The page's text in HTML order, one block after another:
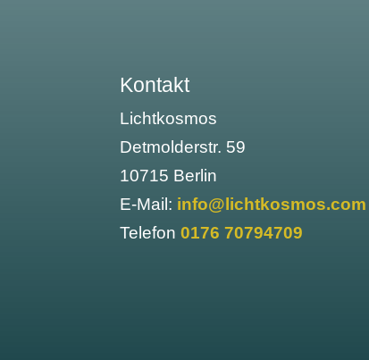
Kontakt
Lichtkosmos
Detmolderstr. 59
10715 Berlin
E-Mail: info@lichtkosmos.com
Telefon0176 70794709